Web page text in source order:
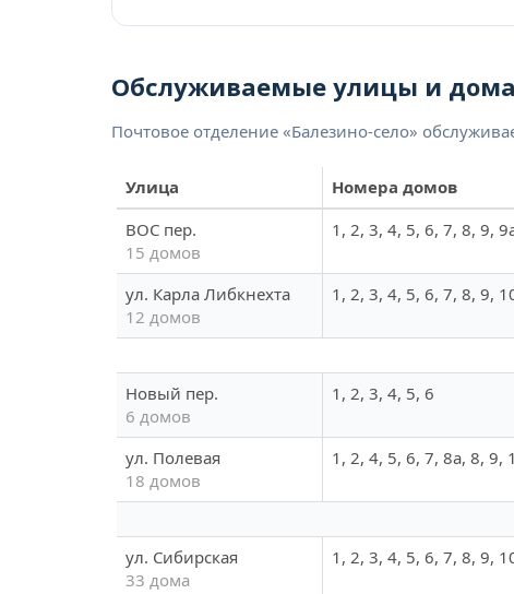
Обслуживаемые улицы и дома
Почтовое отделение «Балезино-село»
Улица
Номера домов
ВОС пер.
15 домов
1, 2, 3, 4, 5, 6, 7, 8, 9,
ул. Карла Либкнехта
12 домов
1, 2, 3, 4, 5, 6, 7, 8, 9,
Новый пер.
6 домов
1, 2, 3, 4, 5, 6
ул. Полевая
18 домов
1, 2, 4, 5, 6, 7, 8а, 8, 9,
ул. Сибирская
33 дома
1, 2, 3, 4, 5, 6, 7, 8, 9,